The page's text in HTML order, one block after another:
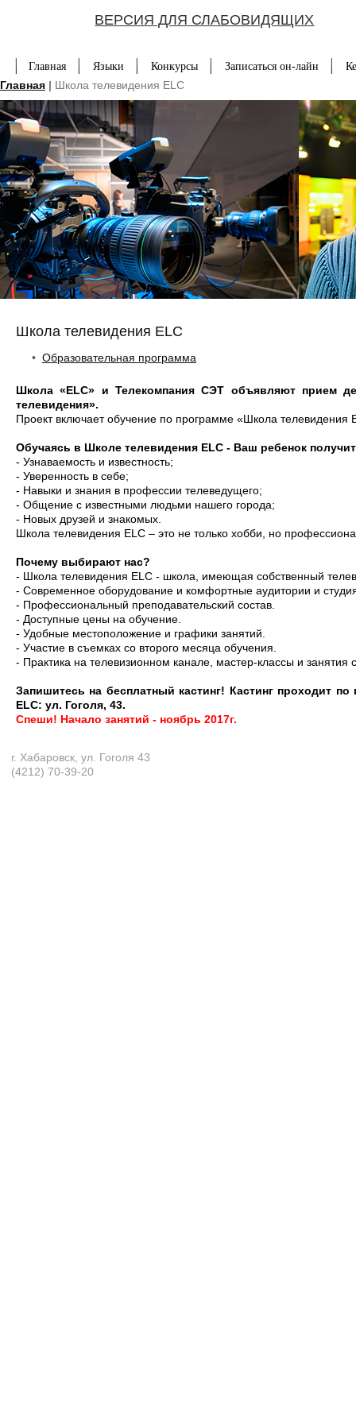
ВЕРСИЯ ДЛЯ СЛАБОВИДЯЩИХ
Главная Языки Конкурсы Записаться он-лайн
Главная | Школа телевидения ELC
Школа телевидения ELC
• Образовательная программа
Школа «ELC» и Телекомпания СЭТ объявляют прием
телевидения».
Проект включает обучение по программе «Школа
Обучаясь в Школе телевидения ELC - Ваш ребенок
- Узнаваемость и известность;
- Уверенность в себе;
- Навыки и знания в профессии телеведущего;
- Общение с известными людьми нашего города;
- Новых друзей и знакомых.
Школа телевидения ELC – это не только хобби, но
Почему выбирают нас?
- Школа телевидения ELC - школа, имеющая собственный
- Современное оборудование и комфортные аудитории и
- Профессиональный преподавательский состав.
- Доступные цены на обучение.
- Удобные местоположение и графики занятий.
- Участие в съемках со второго месяца обучения.
- Практика на телевизионном канале, мастер-классы и
Запишитесь на бесплатный кастинг! Кастинг проходит
ELC: ул. Гоголя, 43.
Спеши! Начало занятий - ноябрь 2017г.
г. Хабаровск, ул. Гоголя 43
(4212) 70-39-20